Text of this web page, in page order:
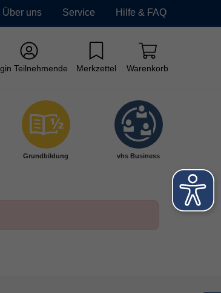
Über uns Service Hilfe & FAQ
Teilnehmende Merkzettel Warenkorb
Grundbildung vhs Business